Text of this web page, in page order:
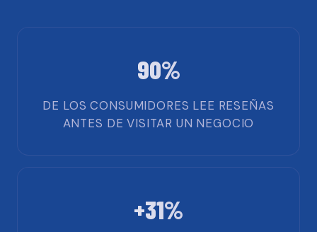
90%
DE LOS CONSUMIDORES LEE RESEÑAS
ANTES DE VISITAR UN NEGOCIO
+31%